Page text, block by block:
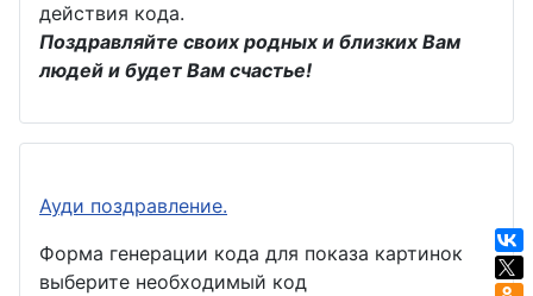
действия кода.
Поздравляйте своих родных и близких Вам
людей и будет Вам счастье!
Ауди поздравление.
Форма генерации кода для показа картинок
выберите необходимый код